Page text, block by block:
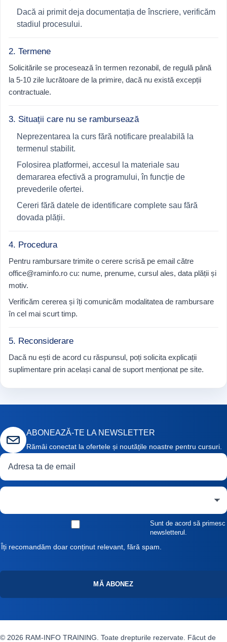
Dacă ai primit deja documentația de înscriere, verificăm
stadiul procesului.
2. Termene
Solicitările se procesează în termen rezonabil, de regulă până
la 5-10 zile lucrătoare de la primire, dacă nu există excepții
contractuale.
3. Situații care nu se rambursează
Neprezentarea la curs fără notificare prealabilă la
termenul stabilit.
Folosirea platformei, accesul la materiale sau
demararea efectivă a programului, în funcție de
prevederile ofertei.
Cereri fără datele de identificare complete sau fără
dovada plății.
4. Procedura
Pentru rambursare trimite o cerere scrisă pe email către
office@raminfo.ro cu: nume, prenume, cursul ales, data plății și
motiv.
Verificăm cererea și îți comunicăm modalitatea de rambursare
în cel mai scurt timp.
5. Reconsiderare
Dacă nu ești de acord cu răspunsul, poți solicita explicații
suplimentare prin același canal de suport menționat pe site.
ABONEAZĂ-TE LA NEWSLETTER
Rămâi conectat la ofertele și noutățile noastre pentru cursuri.
Adresă de email
Curs de interes
Sunt de acord să primesc
newsletterul.
Îți recomandăm doar conținut relevant, fără spam.
MĂ ABONEZ
© 2026 RAM-INFO TRAINING. Toate drepturile rezervate. Făcut de